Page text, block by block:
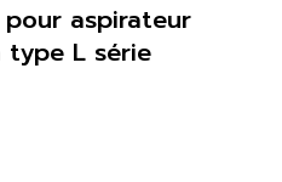
aspirateur
type L série